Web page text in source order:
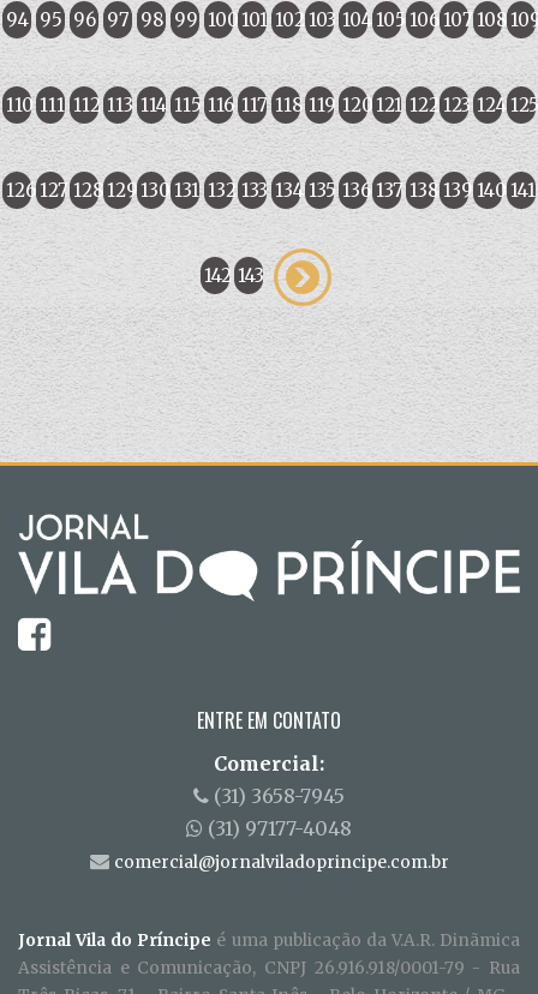
94 95 96 97 98 99 100101 102 103 104 105 106 107 108
110 111 112 113 114 115 116 117 118 119 120121 122 123 124 125
126 127 128 129130 131 132 133 134 135 136 137 138 139 140 141
142 143
ENTRE EM CONTATO
Comercial:
(31) 3658-7945
(31) 97177-4048
comercial@jornalviladoprincipe.com.br
Jornal Vila do Príncipe é uma publicação da V.A.R. Dinãmica
Assistência e Comunicação, CNPJ 26.916.918/0001-79 - Rua